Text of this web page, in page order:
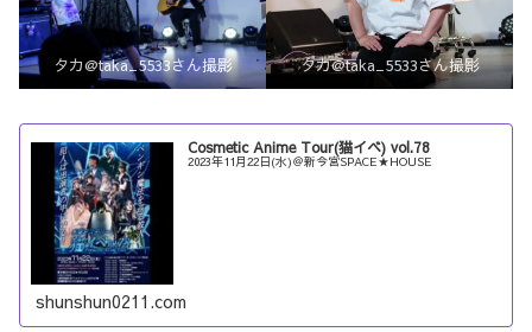
タカ@taka_5533さん撮影 タカ@taka_5533さん撮影
Cosmetic Anime Tour(猫イベ) vol.78
2023年11月22日(水)＠新今宮SPACE★HOUSE
shunshun0211.com